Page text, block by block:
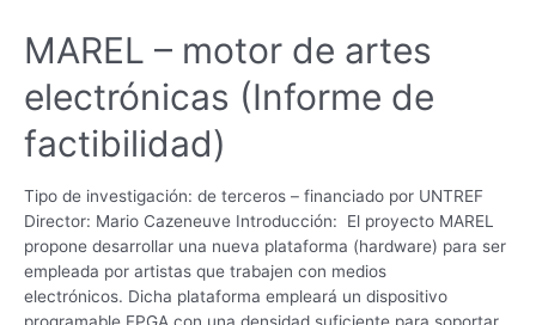
MAREL – motor de artes
electrónicas (Informe de
factibilidad)
Tipo de investigación: de terceros – financiado por UNTREF
Director: Mario Cazeneuve Introducción: El proyecto MAREL
propone desarrollar una nueva plataforma (hardware) para ser
empleada por artistas que trabajen con medios
electrónicos. Dicha plataforma empleará un dispositivo